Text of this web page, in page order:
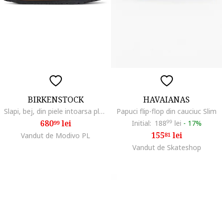
BIRKENSTOCK
Slapi, bej, din piele intoarsa plata
68099lei
Vandut de Modivo PL
HAVAIANAS
Papuci flip-flop din cauciuc Slim
Initial: 18899 lei - 17%
15581lei
Vandut de Skateshop